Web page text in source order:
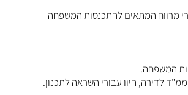
מרווח המתאים להתכנסות המשפחה
המשפחה.
לדירה, היוו עבורי השראה לתכנון.